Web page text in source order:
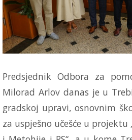
Predsjednik Odbora za
Milorad Arlov danas je u
gradskoj upravi, osnovnim
za uspješno učešće u projektu